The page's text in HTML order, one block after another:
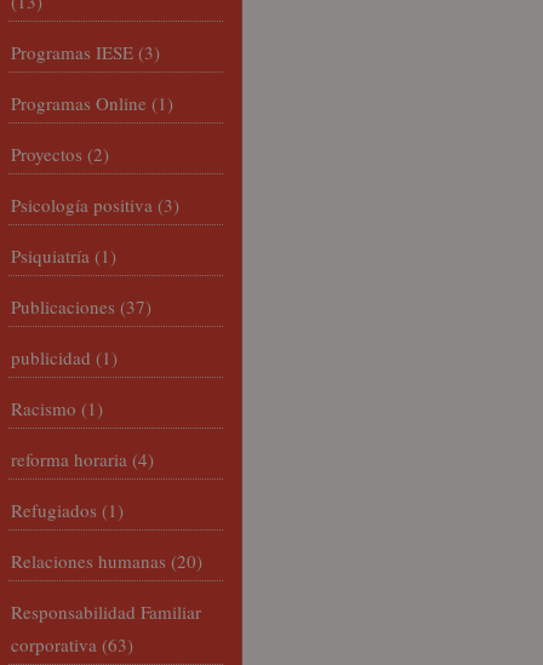
Programas IESE (3)
Programas Online (1)
Proyectos (2)
Psicología positiva (3)
Psiquiatría (1)
Publicaciones (37)
publicidad (1)
Racismo (1)
reforma horaria (4)
Refugiados (1)
Relaciones humanas (20)
Responsabilidad Familiar
corporativa (63)